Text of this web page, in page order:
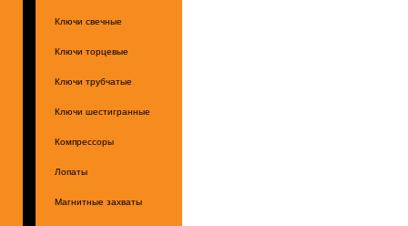
Ключи свечные
Ключи торцевые
Ключи трубчатые
Ключи шестигранные
Компрессоры
Лопаты
Магнитные захваты